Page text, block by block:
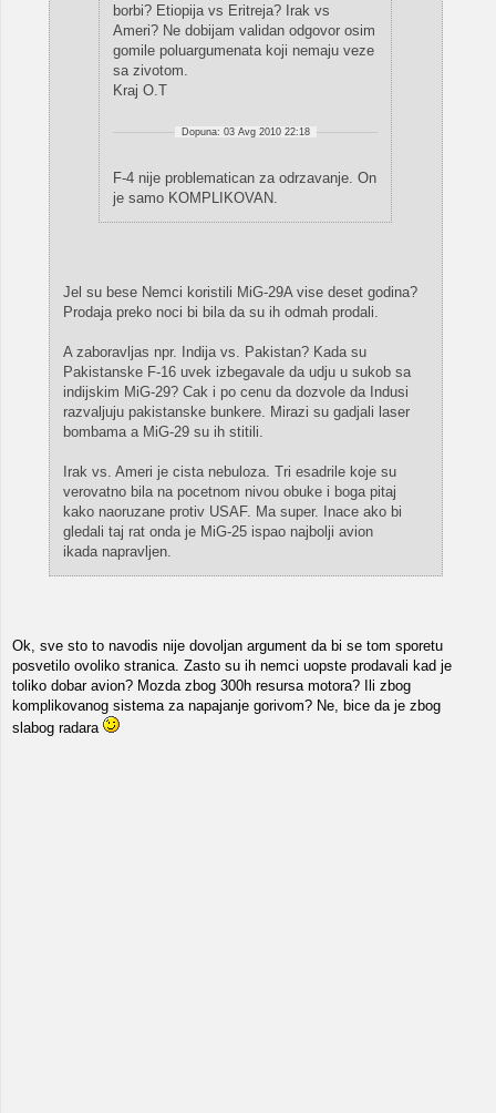
borbi? Etiopija vs Eritreja? Irak vs
Ameri? Ne dobijam validan odgovor osim
gomile poluargumenata koji nemaju veze
sa zivotom.
Kraj O.T
Dopuna: 03 Avg 2010 22:18
F-4 nije problematican za odrzavanje. On
je samo KOMPLIKOVAN.
Jel su bese Nemci koristili MiG-29A vise deset godina?
Prodaja preko noci bi bila da su ih odmah prodali.
A zaboravljas npr. Indija vs. Pakistan? Kada su
Pakistanske F-16 uvek izbegavale da udju u sukob sa
indijskim MiG-29? Cak i po cenu da dozvole da Indusi
razvaljuju pakistanske bunkere. Mirazi su gadjali laser
bombama a MiG-29 su ih stitili.
Irak vs. Ameri je cista nebuloza. Tri esadrile koje su
verovatno bila na pocetnom nivou obuke i boga pitaj
kako naoruzane protiv USAF. Ma super. Inace ako bi
gledali taj rat onda je MiG-25 ispao najbolji avion
ikada napravljen.
Ok, sve sto to navodis nije dovoljan argument da bi se tom sporetu
posvetilo ovoliko stranica. Zasto su ih nemci uopste prodavali kad je
toliko dobar avion? Mozda zbog 300h resursa motora? Ili zbog
komplikovanog sistema za napajanje gorivom? Ne, bice da je zbog
slabog radara